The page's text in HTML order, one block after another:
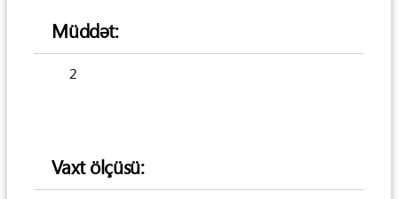
Müddət:
2
Vaxt ölçüsü: